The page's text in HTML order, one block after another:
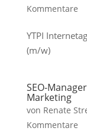
Kommentare
YTPI
(m/w)
SEO-
Marketing
von Renate
Kommentare